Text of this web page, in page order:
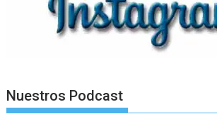
Nuestros Podcast